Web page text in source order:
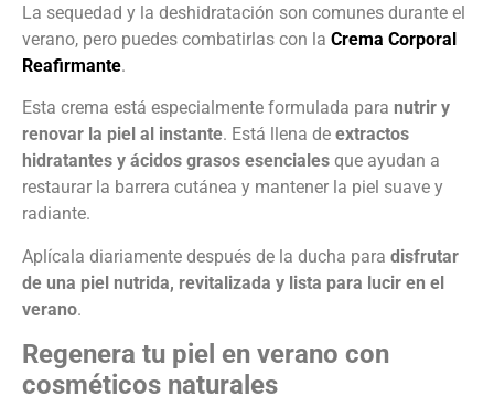
La sequedad y la deshidratación son comunes durante el
verano, pero puedes combatirlas con la Crema Corporal
Reafirmante.
Esta crema está especialmente formulada para nutrir y
renovar la piel al instante. Está llena de extractos
hidratantes y ácidos grasos esenciales que ayudan a
restaurar la barrera cutánea y mantener la piel suave y
radiante.
Aplícala diariamente después de la ducha para disfrutar
de una piel nutrida, revitalizada y lista para lucir en el
verano.
Regenera tu piel en verano con
cosméticos naturales